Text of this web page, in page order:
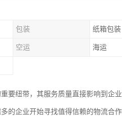
包装 纸箱包装
空运 海运
要纽带，其服务质量直接影响到企
的企业开始寻找值得信赖的物流合